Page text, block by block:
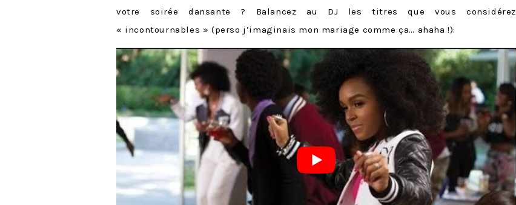
votre soirée dansante ? Balancez au DJ les titres que vous considérez
« incontournables » (perso j’imaginais mon mariage comme ça… ahaha !):